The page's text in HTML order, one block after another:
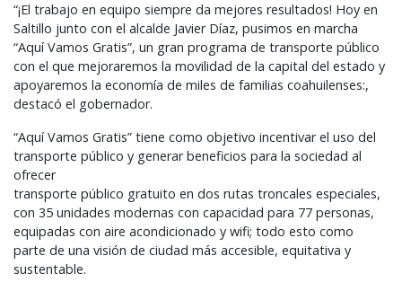
“¡El trabajo en equipo siempre da mejores resultados! Hoy en
Saltillo junto con el alcalde Javier Díaz, pusimos en marcha
“Aquí Vamos Gratis”, un gran programa de transporte público
con el que mejoraremos la movilidad de la capital del estado y
apoyaremos la economía de miles de familias coahuilenses:,
destacó el gobernador.
“Aquí Vamos Gratis” tiene como objetivo incentivar el uso del
transporte público y generar beneficios para la sociedad al
ofrecer
transporte público gratuito en dos rutas troncales especiales,
con 35 unidades modernas con capacidad para 77 personas,
equipadas con aire acondicionado y wifi; todo esto como
parte de una visión de ciudad más accesible, equitativa y
sustentable.